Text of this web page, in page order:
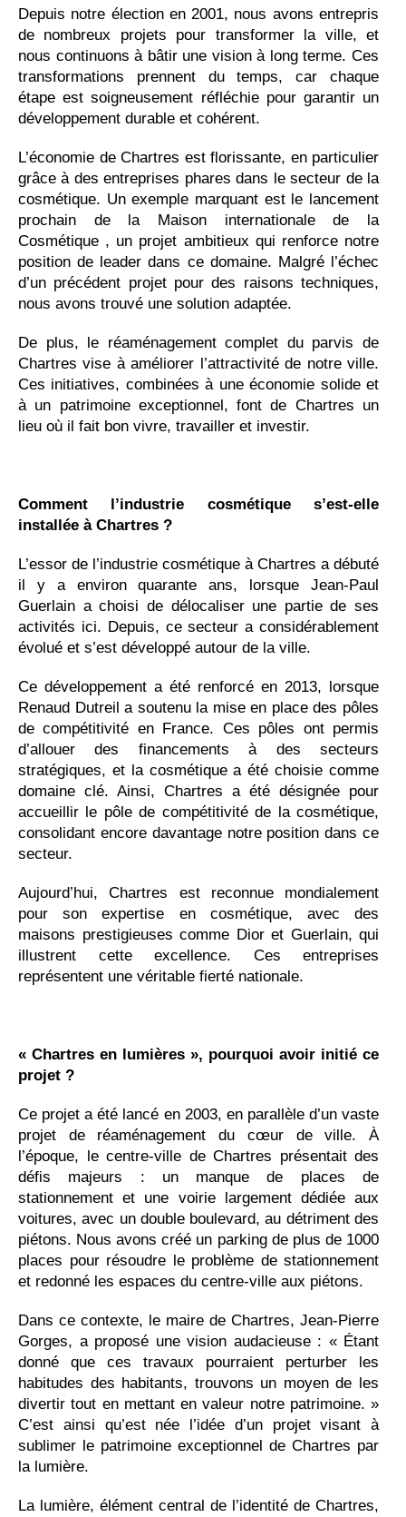
Depuis notre élection en 2001, nous avons entrepris
de nombreux projets pour transformer la ville, et
nous continuons à bâtir une vision à long terme. Ces
transformations prennent du temps, car chaque
étape est soigneusement réfléchie pour garantir un
développement durable et cohérent.
L’économie de Chartres est florissante, en particulier
grâce à des entreprises phares dans le secteur de la
cosmétique. Un exemple marquant est le lancement
prochain de la Maison internationale de la
Cosmétique , un projet ambitieux qui renforce notre
position de leader dans ce domaine. Malgré l’échec
d’un précédent projet pour des raisons techniques,
nous avons trouvé une solution adaptée.
De plus, le réaménagement complet du parvis de
Chartres vise à améliorer l’attractivité de notre ville.
Ces initiatives, combinées à une économie solide et
à un patrimoine exceptionnel, font de Chartres un
lieu où il fait bon vivre, travailler et investir.
Comment l’industrie cosmétique s’est-elle
installée à Chartres ?
L’essor de l’industrie cosmétique à Chartres a débuté
il y a environ quarante ans, lorsque Jean-Paul
Guerlain a choisi de délocaliser une partie de ses
activités ici. Depuis, ce secteur a considérablement
évolué et s’est développé autour de la ville.
Ce développement a été renforcé en 2013, lorsque
Renaud Dutreil a soutenu la mise en place des pôles
de compétitivité en France. Ces pôles ont permis
d’allouer des financements à des secteurs
stratégiques, et la cosmétique a été choisie comme
domaine clé. Ainsi, Chartres a été désignée pour
accueillir le pôle de compétitivité de la cosmétique,
consolidant encore davantage notre position dans ce
secteur.
Aujourd’hui, Chartres est reconnue mondialement
pour son expertise en cosmétique, avec des
maisons prestigieuses comme Dior et Guerlain, qui
illustrent cette excellence. Ces entreprises
représentent une véritable fierté nationale.
« Chartres en lumières », pourquoi avoir initié ce
projet ?
Ce projet a été lancé en 2003, en parallèle d’un vaste
projet de réaménagement du cœur de ville. À
l’époque, le centre-ville de Chartres présentait des
défis majeurs : un manque de places de
stationnement et une voirie largement dédiée aux
voitures, avec un double boulevard, au détriment des
piétons. Nous avons créé un parking de plus de 1000
places pour résoudre le problème de stationnement
et redonné les espaces du centre-ville aux piétons.
Dans ce contexte, le maire de Chartres, Jean-Pierre
Gorges, a proposé une vision audacieuse : « Étant
donné que ces travaux pourraient perturber les
habitudes des habitants, trouvons un moyen de les
divertir tout en mettant en valeur notre patrimoine. »
C’est ainsi qu’est née l’idée d’un projet visant à
sublimer le patrimoine exceptionnel de Chartres par
la lumière.
La lumière, élément central de l’identité de Chartres,